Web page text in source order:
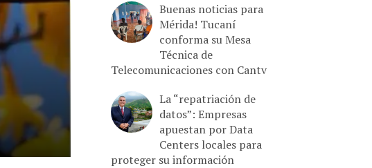
Buenas noticias para
Mérida! Tucaní
conforma su Mesa
Técnica de
Telecomunicaciones con Cantv
La “repatriación de
datos”: Empresas
apuestan por Data
Centers locales para
proteger su información